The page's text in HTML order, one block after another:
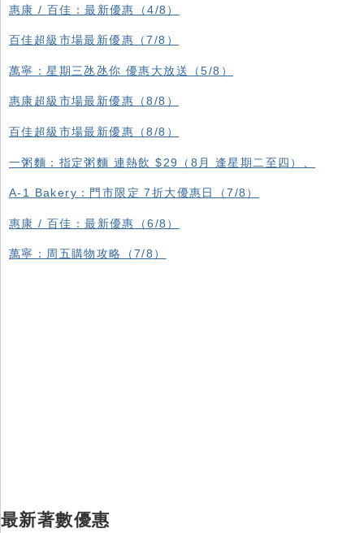
惠康 / 百佳：最新優惠（4/8）
百佳超級市場最新優惠（7/8）
萬寧：星期三氹氹你 優惠大放送（5/8）
惠康超級市場最新優惠（8/8）
百佳超級市場最新優惠（8/8）
一粥麵：指定粥麵 連熱飲 $29（8月 逢星期二至四）、
A-1 Bakery：門市限定 7折大優惠日（7/8）
惠康 / 百佳：最新優惠（6/8）
萬寧：周五購物攻略（7/8）
最新著數優惠